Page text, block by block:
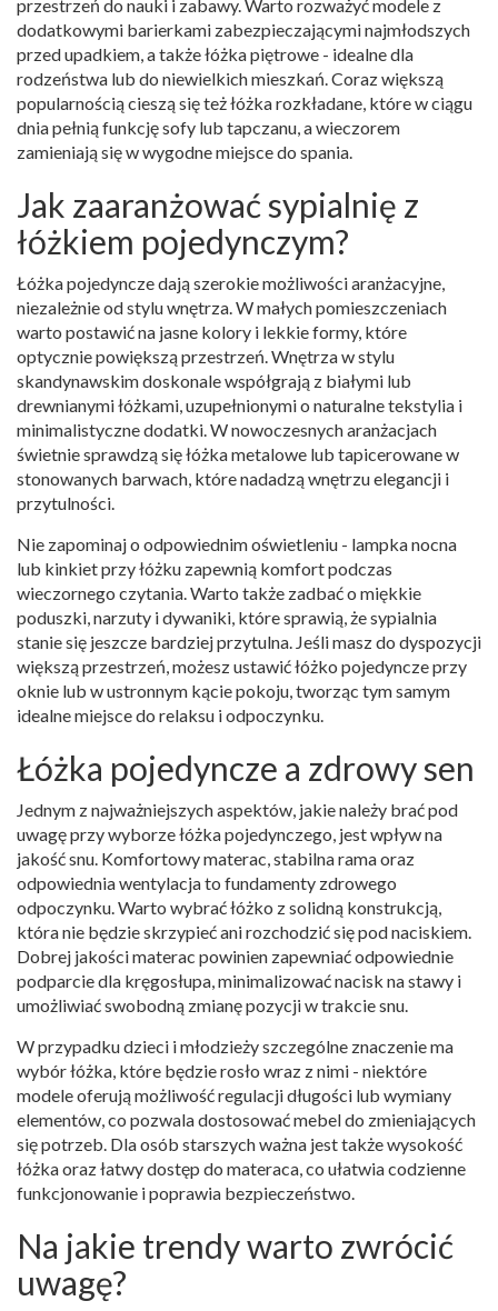
przestrzeń do nauki i zabawy. Warto rozważyć modele z
dodatkowymi barierkami zabezpieczającymi najmłodszych
przed upadkiem, a także łóżka piętrowe - idealne dla
rodzeństwa lub do niewielkich mieszkań. Coraz większą
popularnością cieszą się też łóżka rozkładane, które w ciągu
dnia pełnią funkcję sofy lub tapczanu, a wieczorem
zamieniają się w wygodne miejsce do spania.
Jak zaaranżować sypialnię z
łóżkiem pojedynczym?
Łóżka pojedyncze dają szerokie możliwości aranżacyjne,
niezależnie od stylu wnętrza. W małych pomieszczeniach
warto postawić na jasne kolory i lekkie formy, które
optycznie powiększą przestrzeń. Wnętrza w stylu
skandynawskim doskonale współgrają z białymi lub
drewnianymi łóżkami, uzupełnionymi o naturalne tekstylia i
minimalistyczne dodatki. W nowoczesnych aranżacjach
świetnie sprawdzą się łóżka metalowe lub tapicerowane w
stonowanych barwach, które nadadzą wnętrzu elegancji i
przytulności.
Nie zapominaj o odpowiednim oświetleniu - lampka nocna
lub kinkiet przy łóżku zapewnią komfort podczas
wieczornego czytania. Warto także zadbać o miękkie
poduszki, narzuty i dywaniki, które sprawią, że sypialnia
stanie się jeszcze bardziej przytulna. Jeśli masz do dyspozycji
większą przestrzeń, możesz ustawić łóżko pojedyncze przy
oknie lub w ustronnym kącie pokoju, tworząc tym samym
idealne miejsce do relaksu i odpoczynku.
Łóżka pojedyncze a zdrowy sen
Jednym z najważniejszych aspektów, jakie należy brać pod
uwagę przy wyborze łóżka pojedynczego, jest wpływ na
jakość snu. Komfortowy materac, stabilna rama oraz
odpowiednia wentylacja to fundamenty zdrowego
odpoczynku. Warto wybrać łóżko z solidną konstrukcją,
która nie będzie skrzypieć ani rozchodzić się pod naciskiem.
Dobrej jakości materac powinien zapewniać odpowiednie
podparcie dla kręgosłupa, minimalizować nacisk na stawy i
umożliwiać swobodną zmianę pozycji w trakcie snu.
W przypadku dzieci i młodzieży szczególne znaczenie ma
wybór łóżka, które będzie rosło wraz z nimi - niektóre
modele oferują możliwość regulacji długości lub wymiany
elementów, co pozwala dostosować mebel do zmieniających
się potrzeb. Dla osób starszych ważna jest także wysokość
łóżka oraz łatwy dostęp do materaca, co ułatwia codzienne
funkcjonowanie i poprawia bezpieczeństwo.
Na jakie trendy warto zwrócić
uwagę?